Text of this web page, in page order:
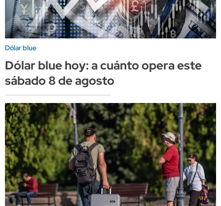
Dólar blue
Dólar blue hoy: a cuánto opera este
sábado 8 de agosto